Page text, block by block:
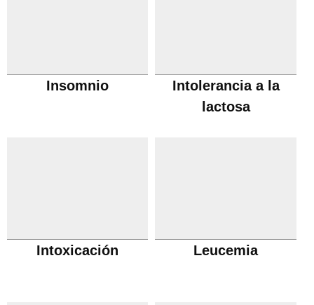
Insomnio
Intolerancia a la
lactosa
Intoxicación Leucemia